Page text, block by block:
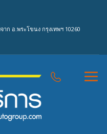
ก อ.พระโขนง กรุงเทพฯ 10260